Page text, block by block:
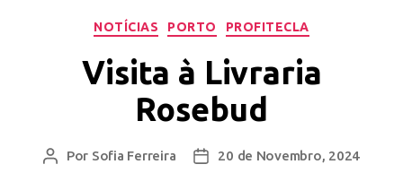
NOTÍCIAS PORTO PROFITECLA
Visita à Livraria
Rosebud
Por Sofia Ferreira 20 de Novembro, 2024